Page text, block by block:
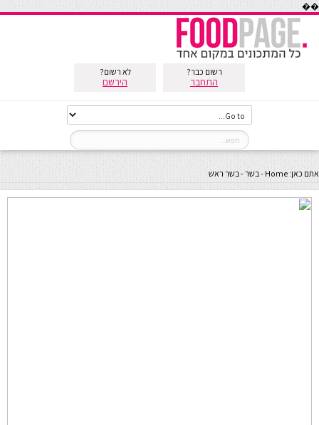
��
רשום כבר?
התחבר
לא רשום?
הירשם
אתם כאן: Home
-בשר-בשר ראש